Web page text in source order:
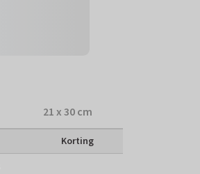
21 x 30 cm
Korting